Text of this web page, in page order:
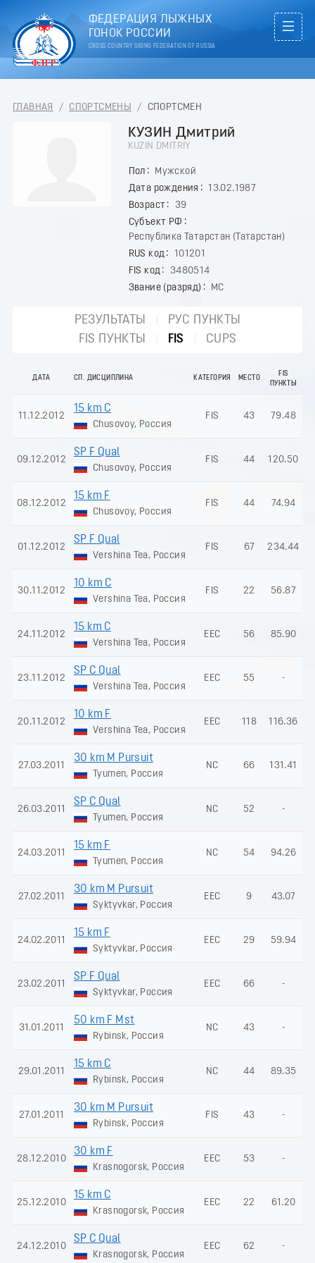
ФЕДЕРАЦИЯ ЛЫЖНЫХ
ГОНОК РОССИИ
CROSS COUNTRY SKIING FEDERATION OF RUSSIA
ГЛАВНАЯ / СПОРТСМЕНЫ / СПОРТСМЕН
КУЗИН Дмитрий
KUZIN DMITRIY
Пол
Мужской
Дата рождения
13.02.1987
Возраст
39
Субъект РФ
Республика Татарстан (Татарстан)
RUS код
101201
FIS код
3480514
Звание (разряд)
МС
РЕЗУЛЬТАТЫ
РУС ПУНКТЫ
FIS ПУНКТЫ
FIS CUPS
ДАТА СП. ДИСЦИПЛИНА КАТЕГОРИЯ МЕСТО
FIS
ПУНКТЫ
11.12.2012
15 km C
Chusovoy, Россия
FIS 43 79.48
09.12.2012
SP F Qual
Chusovoy, Россия
FIS 44 120.50
08.12.2012
15 km F
Chusovoy, Россия
FIS 44 74.94
01.12.2012
SP F Qual
Vershina Tea, Россия
FIS 67 234.44
30.11.2012
10 km C
Vershina Tea, Россия
FIS 22 56.87
24.11.2012
15 km C
Vershina Tea, Россия
EEC 56 85.90
23.11.2012
SP C Qual
Vershina Tea, Россия
EEC 55 -
20.11.2012
10 km F
Vershina Tea, Россия
EEC 118 116.36
27.03.2011
30 km M Pursuit
Tyumen, Россия
NC 66 131.41
26.03.2011
SP C Qual
Tyumen, Россия
NC 52 -
24.03.2011
15 km F
Tyumen, Россия
NC 54 94.26
27.02.2011
30 km M Pursuit
Syktyvkar, Россия
EEC 9 43.07
24.02.2011
15 km F
Syktyvkar, Россия
EEC 29 59.94
23.02.2011
SP F Qual
Syktyvkar, Россия
EEC 66 -
31.01.2011
50 km F Mst
Rybinsk, Россия
NC 43 -
29.01.2011
15 km C
Rybinsk, Россия
NC 44 89.35
27.01.2011
30 km M Pursuit
Rybinsk, Россия
FIS 43 -
28.12.2010
30 km F
Krasnogorsk, Россия
EEC 53 -
25.12.2010
15 km C
Krasnogorsk, Россия
EEC 22 61.20
24.12.2010
SP C Qual
Krasnogorsk, Россия
EEC 62 -